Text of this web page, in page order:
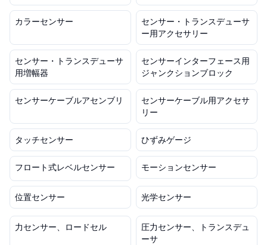
カラーセンサー
センサー・トランスデューサ
ー用アクセサリー
センサー・トランスデューサ
用増幅器
センサーインターフェース用
ジャンクションブロック
センサーケーブルアセンブリ
センサーケーブル用アクセサ
リー
タッチセンサー ひずみゲージ
フロート式レベルセンサー モーションセンサー
位置センサー 光学センサー
力センサー、ロードセル
圧力センサー、トランスデュ
ーサ